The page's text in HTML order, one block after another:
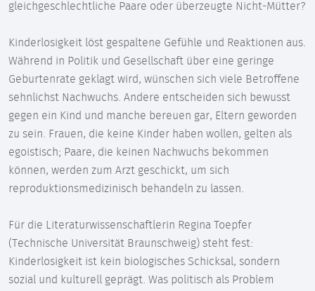
gleichgeschlechtliche Paare oder überzeugte Nicht-Mütter?
Kinderlosigkeit löst gespaltene Gefühle und Reaktionen aus.
Während in Politik und Gesellschaft über eine geringe
Geburtenrate geklagt wird, wünschen sich viele Betroffene
sehnlichst Nachwuchs. Andere entscheiden sich bewusst
gegen ein Kind und manche bereuen gar, Eltern geworden
zu sein. Frauen, die keine Kinder haben wollen, gelten als
egoistisch; Paare, die keinen Nachwuchs bekommen
können, werden zum Arzt geschickt, um sich
reproduktionsmedizinisch behandeln zu lassen.
Für die Literaturwissenschaftlerin Regina Toepfer
(Technische Universität Braunschweig) steht fest:
Kinderlosigkeit ist kein biologisches Schicksal, sondern
sozial und kulturell geprägt. Was politisch als Problem